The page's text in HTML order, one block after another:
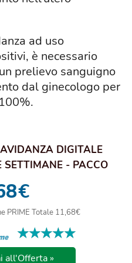
ad uso
è necessario
prelievo sanguigno
dal ginecologo per
DIGITALE
SETTIMANE - PACCO
€
PRIME Totale 11,68€
★★★★★
★★★★★
all'Offerta »